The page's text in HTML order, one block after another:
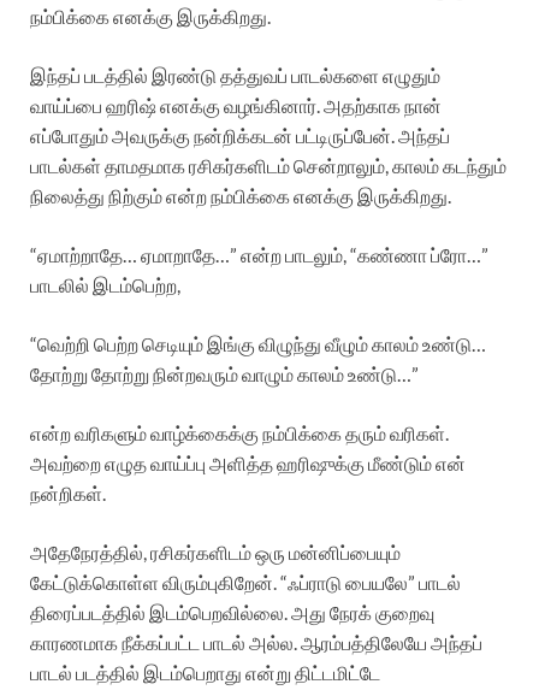
நம்பிக்கை எனக்கு இருக்கிறது.
இந்தப் படத்தில் இரண்டு தத்துவப் பாடல்களை எழுதும்
வாய்ப்பை ஹரிஷ் எனக்கு வழங்கினார். அதற்காக நான்
எப்போதும் அவருக்கு நன்றிக்கடன் பட்டிருப்பேன். அந்தப்
பாடல்கள் தாமதமாக ரசிகர்களிடம் சென்றாலும், காலம் கடந்தும்
நிலைத்து நிற்கும் என்ற நம்பிக்கை எனக்கு இருக்கிறது.
“ஏமாற்றாதே… ஏமாறாதே…” என்ற பாடலும், “கண்ணா ப்ரோ…”
பாடலில் இடம்பெற்ற,
“வெற்றி பெற்ற செடியும் இங்கு விழுந்து வீழும் காலம் உண்டு…
தோற்று தோற்று நின்றவரும் வாழும் காலம் உண்டு…”
என்ற வரிகளும் வாழ்க்கைக்கு நம்பிக்கை தரும் வரிகள்.
அவற்றை எழுத வாய்ப்பு அளித்த ஹரிஷுக்கு மீண்டும் என்
நன்றிகள்.
அதேநேரத்தில், ரசிகர்களிடம் ஒரு மன்னிப்பையும்
கேட்டுக்கொள்ள விரும்புகிறேன். “ஃப்ராடு பையலே” பாடல்
திரைப்படத்தில் இடம்பெறவில்லை. அது நேரக் குறைவு
காரணமாக நீக்கப்பட்ட பாடல் அல்ல. ஆரம்பத்திலேயே அந்தப்
பாடல் படத்தில் இடம்பெறாது என்று திட்டமிட்டே